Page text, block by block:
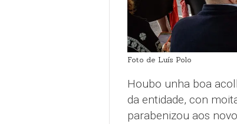
Foto de Luís Polo
Houbo unha boa
da entidade, con
parabenizou aos